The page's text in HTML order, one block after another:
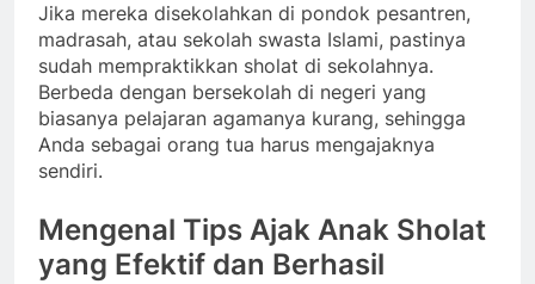
Jika mereka disekolahkan di pondok pesantren,
madrasah, atau sekolah swasta Islami, pastinya
sudah mempraktikkan sholat di sekolahnya.
Berbeda dengan bersekolah di negeri yang
biasanya pelajaran agamanya kurang, sehingga
Anda sebagai orang tua harus mengajaknya
sendiri.
Mengenal Tips Ajak Anak Sholat
yang Efektif dan Berhasil